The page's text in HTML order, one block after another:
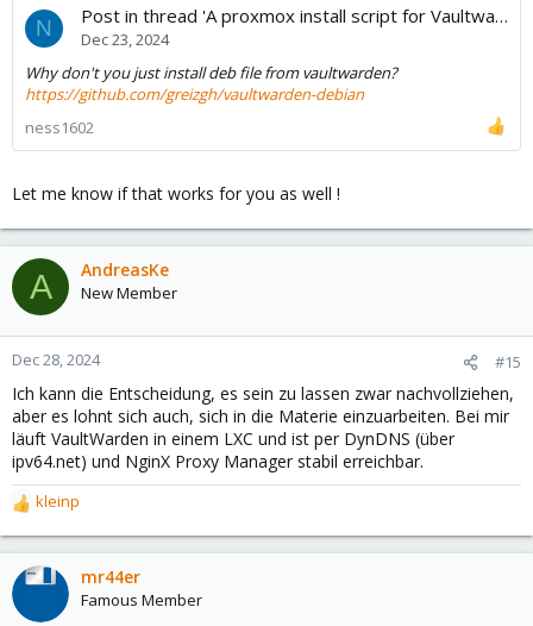
N
Post in thread 'A proxmox install script for Vaultwarden'
Dec 23, 2024
Why don't you just install deb file from vaultwarden?
https://github.com/greizgh/vaultwarden-debian
ness1602
Let me know if that works for you as well !
A AndreasKe
New Member
Dec 28, 2024 #15
Ich kann die Entscheidung, es sein zu lassen zwar nachvollziehen,
aber es lohnt sich auch, sich in die Materie einzuarbeiten. Bei mir
läuft VaultWarden in einem LXC und ist per DynDNS (über
ipv64.net) und NginX Proxy Manager stabil erreichbar.
R
e
a
c
t
kleinp
mr44er
Famous Member